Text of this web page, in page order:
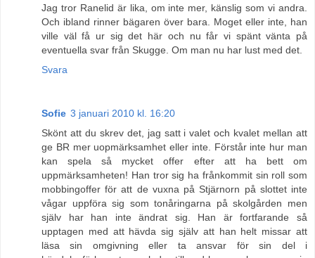
Jag tror Ranelid är lika, om inte mer, känslig som vi andra.
Och ibland rinner bägaren över bara. Moget eller inte, han
ville väl få ur sig det här och nu får vi spänt vänta på
eventuella svar från Skugge. Om man nu har lust med det.
Svara
Sofie 3 januari 2010 kl. 16:20
Skönt att du skrev det, jag satt i valet och kvalet mellan att
ge BR mer uopmärksamhet eller inte. Förstår inte hur man
kan spela så mycket offer efter att ha bett om
uppmärksamheten! Han tror sig ha frånkommit sin roll som
mobbingoffer för att de vuxna på Stjärnorn på slottet inte
vågar uppföra sig som tonåringarna på skolgården men
själv har han inte ändrat sig. Han är fortfarande så
upptagen med att hävda sig själv att han helt missar att
läsa sin omgivning eller ta ansvar för sin del i